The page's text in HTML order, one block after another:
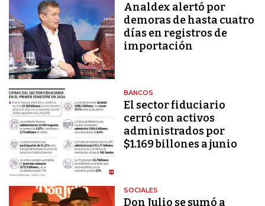
Analdex alertó por
demoras de hasta cuatro
días en registros de
importación
BANCOS
El sector fiduciario
cerró con activos
administrados por
$1.169 billones a junio
SOCIALES
Don Julio se sumó a